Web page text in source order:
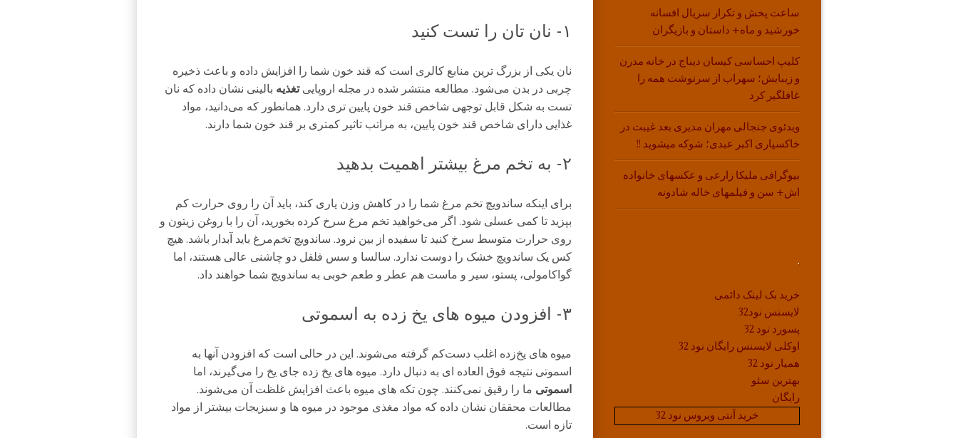
۱- نان ‌تان را تست کنید
نان یکی از بزرگ‎‌ ترین منابع کالری است که قند خون شما را افزایش داده و باعث ذخیره
چربی در بدن می‌شود. مطالعه منتشر شده در مجله اروپاییتغذیه بالینی نشان داده که نان
تست به شکل قابل‌ توجهی شاخص قند خون پایین ‌تری دارد. همانطور که می‌دانید، مواد
غذایی دارای شاخص قند خون پایین، به مراتب تاثیر کمتری بر قند خون شما دارند.
۲- به تخم ‌مرغ بیشتر اهمیت بدهید
برای اینکه ساندویچ تخم‌ مرغ شما را در کاهش وزن یاری کند، باید آن را روی حرارت کم
بپزید تا کمی عسلی شود. اگر می‌خواهید تخم ‌مرغ سرخ کرده بخورید، آن را با روغن زیتون و
روی حرارت متوسط سرخ کنید تا سفیده از بین نرود. ساندویچ تخم‌مرغ باید آبدار باشد. هیچ
کس یک ساندویچ خشک را دوست ندارد. سالسا و سس فلفل دو چاشنی عالی هستند، اما
گواکامولی، پستو، سیر و ماست هم عطر و طعم خوبی به ساندویچ شما خواهند داد.
۳- افزودن میوه‌ های یخ ‌زده به اسموتی
میوه‌ های یخ‌زده اغلب دست‌کم گرفته می‌شوند. این در حالی است که افزودن آنها به
اسموتی نتیجه فوق ‌العاده‌ ای به دنبال دارد. میوه‌ های یخ ‌زده جای یخ را می‌گیرند، اما
اسموتی ما را رقیق نمی‌کنند. چون تکه‌ های میوه باعث افزایش غلظت آن می‌شوند.
مطالعات محققان نشان داده که مواد مغذی موجود در میوه ‌ها و سبزیجات بیشتر از مواد
تازه است.
ساعت پخش و تکرار سریال افسانه
خورشید و ماه+ داستان و بازیگران
کلیپ احساسی کیسان دیباج در خانه مدرن
و زیبایش؛ سهراب از سرنوشت همه را
غافلگیر کرد
ویدئوی جنجالی مهران مدیری بعد غیبت در
خاکسپاری اکبر عبدی؛ شوکه میشوید !!
بیوگرافی ملیکا زارعی و عکسهای خانواده
اش+ سن و فیلمهای خاله شادونه
.
خرید بک لینک دائمی
لایسنس نود32
پسورد نود 32
اوکلی لایسنس رایگان نود 32
همیار نود 32
بهترین سئو
رایگان
خرید آنتی ویروس نود 32